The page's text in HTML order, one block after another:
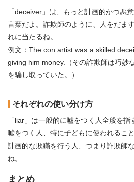
「deceiver」は、もっと計画的かつ悪
言葉だよ。詐欺師のように、人をだま
れに当たるね。
例文：The con artist was a skilled
giving him money.（その詐欺師は巧妙
を騙し取っていた。）
それぞれの使い分け方
「liar」は一般的に嘘をつく人全般を
嘘をつく人、特に子どもに使われるこ
計画的な欺瞞を行う人、つまり詐欺師
ね。
まとめ